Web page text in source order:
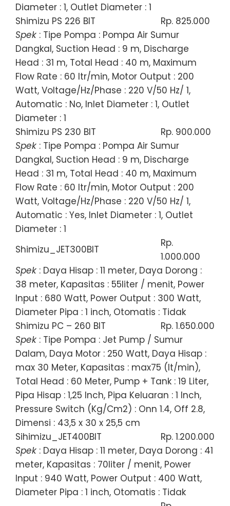
Diameter : 1, Outlet Diameter : 1
Shimizu PS 226 BIT
Rp. 825.000
Spek : Tipe Pompa : Pompa Air Sumur
Dangkal, Suction Head : 9 m, Discharge
Head : 31 m, Total Head : 40 m, Maximum
Flow Rate : 60 ltr/min, Motor Output : 200
Watt, Voltage/Hz/Phase : 220 V/50 Hz/ 1,
Automatic : No, Inlet Diameter : 1, Outlet
Diameter : 1
Shimizu PS 230 BIT
Rp. 900.000
Spek : Tipe Pompa : Pompa Air Sumur
Dangkal, Suction Head : 9 m, Discharge
Head : 31 m, Total Head : 40 m, Maximum
Flow Rate : 60 ltr/min, Motor Output : 200
Watt, Voltage/Hz/Phase : 220 V/50 Hz/ 1,
Automatic : Yes, Inlet Diameter : 1, Outlet
Diameter : 1
Shimizu_JET300BIT
Rp.
1.000.000
Spek : Daya Hisap : 11 meter, Daya Dorong :
38 meter, Kapasitas : 55liter / menit, Power
Input : 680 Watt, Power Output : 300 Watt,
Diameter Pipa : 1 inch, Otomatis : Tidak
Shimizu PC – 260 BIT
Rp. 1.650.000
Spek : Tipe Pompa : Jet Pump / Sumur
Dalam, Daya Motor : 250 Watt, Daya Hisap :
max 30 Meter, Kapasitas : max75 (lt/min),
Total Head : 60 Meter, Pump + Tank : 19 Liter,
Pipa Hisap : 1,25 Inch, Pipa Keluaran : 1 Inch,
Pressure Switch (Kg/Cm2) : Onn 1.4, Off 2.8,
Dimensi : 43,5 x 30 x 25,5 cm
Sihimizu_JET400BIT
Rp. 1.200.000
Spek : Daya Hisap : 11 meter, Daya Dorong : 41
meter, Kapasitas : 70liter / menit, Power
Input : 940 Watt, Power Output : 400 Watt,
Diameter Pipa : 1 inch, Otomatis : Tidak